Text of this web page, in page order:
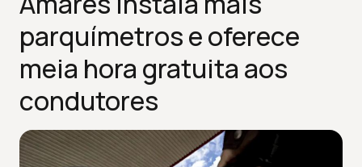
parquímetros e oferece
meia hora gratuita aos
condutores